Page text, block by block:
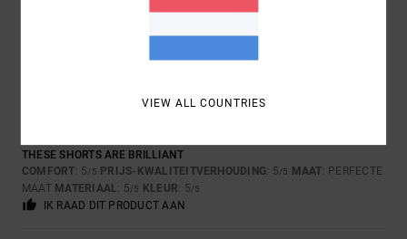
5/5
THESE SHORTS ARE BRILLIANT
COMFORT: 5/5 PRIJS-KWALITEITVERHOUDING: 5/5 MAAT: PERFECTE
MAAT MATERIAAL: 5/5 KLEUR: 5/5
IK RAAD DIT PRODUCT AAN
VIEW ALL COUNTRIES